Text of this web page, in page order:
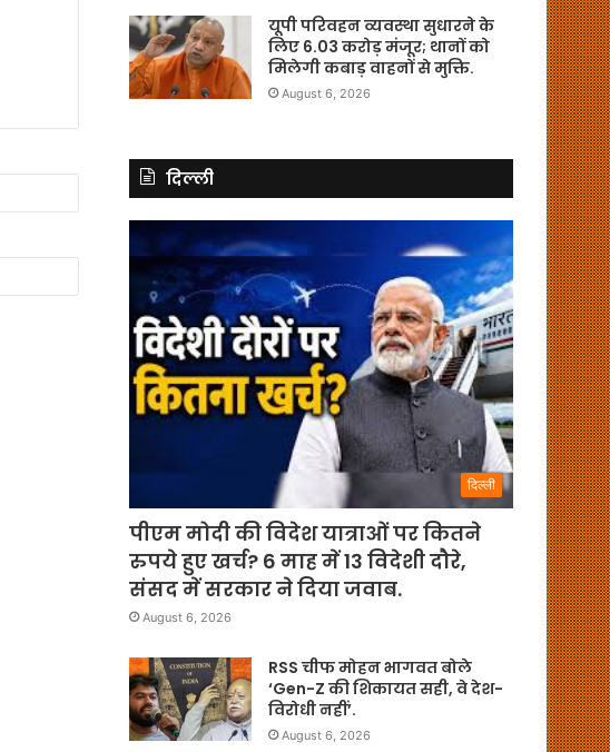
यूपी परिवहन व्यवस्था सुधारने के
लिए 6.03 करोड़ मंजूर; थानों को
मिलेगी कबाड़ वाहनों से मुक्ति.
August 6, 2026
दिल्ली
दिल्ली
पीएम मोदी की विदेश यात्राओं पर कितने
रुपये हुए खर्च? 6 माह में 13 विदेशी दौरे,
संसद में सरकार ने दिया जवाब.
August 6, 2026
RSS चीफ मोहन भागवत बोले
‘Gen-Z की शिकायत सही, वे देश-
विरोधी नहीं’.
August 6, 2026